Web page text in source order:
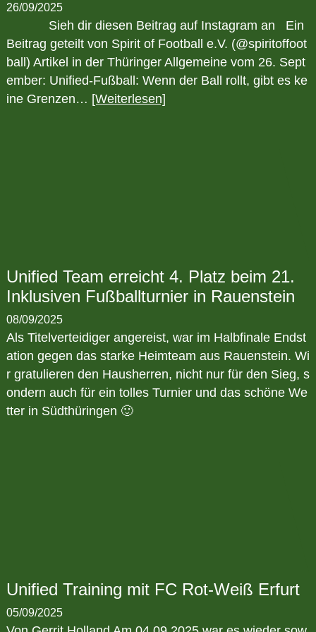
26/09/2025
Sieh dir diesen Beitrag auf Instagram an Ein
Beitrag geteilt von Spirit of Football e.V. (@spiritoffoot
ball) Artikel in der Thüringer Allgemeine vom 26. Sept
ember: Unified-Fußball: Wenn der Ball rollt, gibt es ke
ine Grenzen… [Weiterlesen]
Unified Team erreicht 4. Platz beim 21.
Inklusiven Fußballturnier in Rauenstein
08/09/2025
Als Titelverteidiger angereist, war im Halbfinale Endst
ation gegen das starke Heimteam aus Rauenstein. Wi
r gratulieren den Hausherren, nicht nur für den Sieg, s
ondern auch für ein tolles Turnier und das schöne We
tter in Südthüringen 🙂
Unified Training mit FC Rot-Weiß Erfurt
05/09/2025